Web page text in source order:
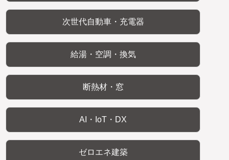
次世代自動車・充電器
給湯・空調・換気
断熱材・窓
AI・IoT・DX
ゼロエネ建築